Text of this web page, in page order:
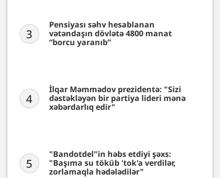
3
Pensiyası səhv hesablanan
vətəndaşın dövlətə 4800 manat
“borcu yaranıb”
4
İlqar Məmmədov prezidentə: "Sizi
dəstəkləyən bir partiya lideri mənə
xəbərdarlıq edir"
5
"Bandotdel"in həbs etdiyi şəxs:
"Başıma su töküb 'tok'a verdilər,
zorlamaqla hədələdilər"